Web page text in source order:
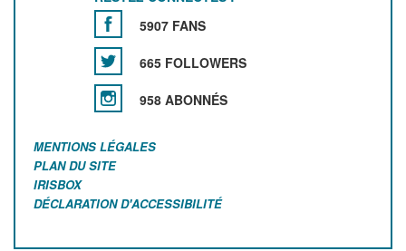
5907 FANS
665 FOLLOWERS
958 ABONNÉS
MENTIONS LÉGALES
PLAN DU SITE
IRISBOX
DÉCLARATION D'ACCESSIBILITÉ